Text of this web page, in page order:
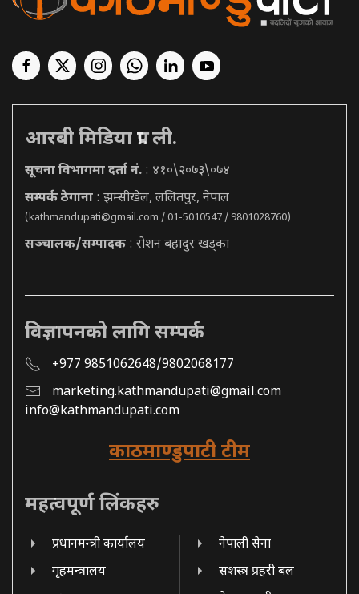
आरबी मिडिया प्रा. ली.
सूचना विभागमा दर्ता नं. : ४१०\२०७३\०७४
सम्पर्क ठेगाना : झम्सीखेल, ललितपुर, नेपाल
(kathmandupati@gmail.com / 01-5010547 / 9801028760)
सञ्चालक/सम्पादक : रोशन बहादुर खड्का
विज्ञापनको लागि सम्पर्क
+977 9851062648/9802068177
marketing.kathmandupati@gmail.com
info@kathmandupati.com
काठमाण्डुपाटी टीम
महत्वपूर्ण लिंकहरु
प्रधानमन्त्री कार्यालय
गृहमन्त्रालय
नेपाली सेना
सशस्त्र प्रहरी बल